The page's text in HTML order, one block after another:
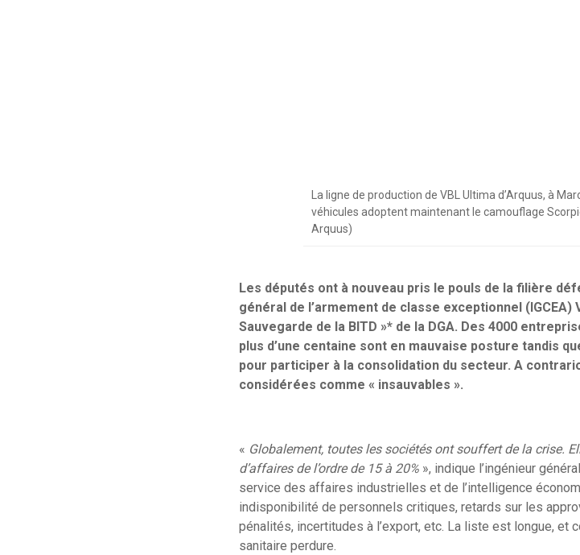
La ligne de production de VBL Ultima d’Arquus, à
véhicules adoptent maintenant le camouflage
Arquus)
Les députés ont à nouveau pris le pouls de la filière
général de l’armement de classe exceptionnel
Sauvegarde de la BITD »* de la DGA. Des 4000
plus d’une centaine sont en mauvaise posture tandis
pour participer à la consolidation du secteur. A
considérées comme « insauvables ».
« Globalement, toutes les sociétés ont souffert de la crise.
d’affaires de l’ordre de 15 à 20% », indique l’ingénieur
service des affaires industrielles et de l’intelligence
indisponibilité de personnels critiques, retards sur les
pénalités, incertitudes à l’export, etc. La liste est longue, et
sanitaire perdure.